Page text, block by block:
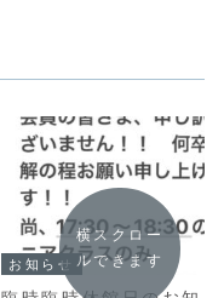
お知らせ
横スクロー
ルできます